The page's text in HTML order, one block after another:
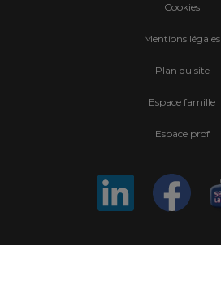
Cookies
Mentions légales
Plan du site
Espace famille
Espace prof